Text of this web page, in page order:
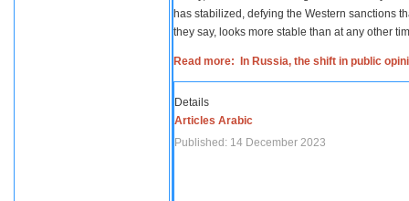
has stabilized, defying the Western sanctions
they say, looks more stable than at any other
Read more: In Russia, the shift in public
Details
Articles Arabic
Published: 14 December 2023